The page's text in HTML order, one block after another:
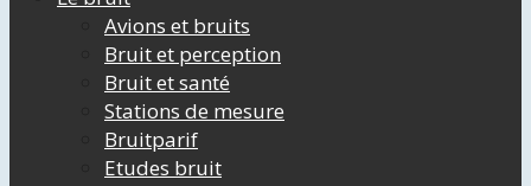
Avions et bruits
Bruit et perception
Bruit et santé
Stations de mesure
Bruitparif
Etudes bruit